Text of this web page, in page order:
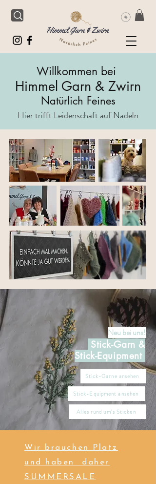
Willkommen bei
Himmel Garn & Zwirn
Natürlich Feines
Hier trifft Leidenschaft auf Nadeln
Neu bei uns!
Stick-Garn &
Stick-Equipment
Stick-Garne ansehen
Stick-Equipment ansehen
Alles rund um's Sticken
Wir brauchen Platz
und haben daher
SUMMERSALE